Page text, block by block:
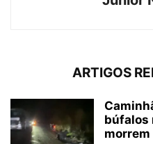
ARTIGOS
búfalos
morrem